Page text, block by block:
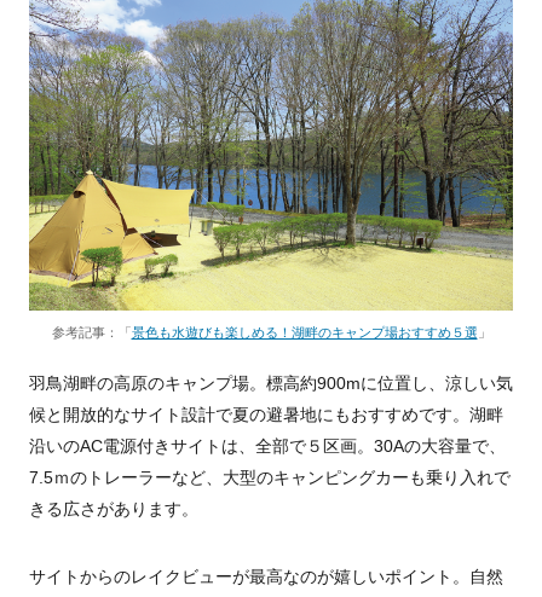
参考記事：「 景色も水遊びも楽しめる！湖畔のキャンプ場おすすめ５選 」
羽鳥湖畔の高原のキャンプ場。標高約900mに位置し、涼しい気
候と開放的なサイト設計で夏の避暑地にもおすすめです。湖畔
沿いのAC電源付きサイトは、全部で５区画。30Aの大容量で、
7.5ｍのトレーラーなど、大型のキャンピングカーも乗り入れで
きる広さがあります。
サイトからのレイクビューが最高なのが嬉しいポイント。自然